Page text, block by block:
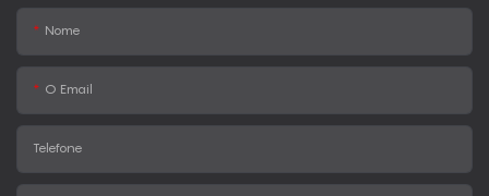
Nome
O Email
Telefone